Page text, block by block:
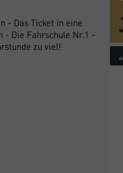
- Das Ticket in eine
- Die Fahrschule Nr.1 -
zu viel!